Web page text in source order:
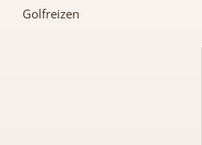
Golfreizen